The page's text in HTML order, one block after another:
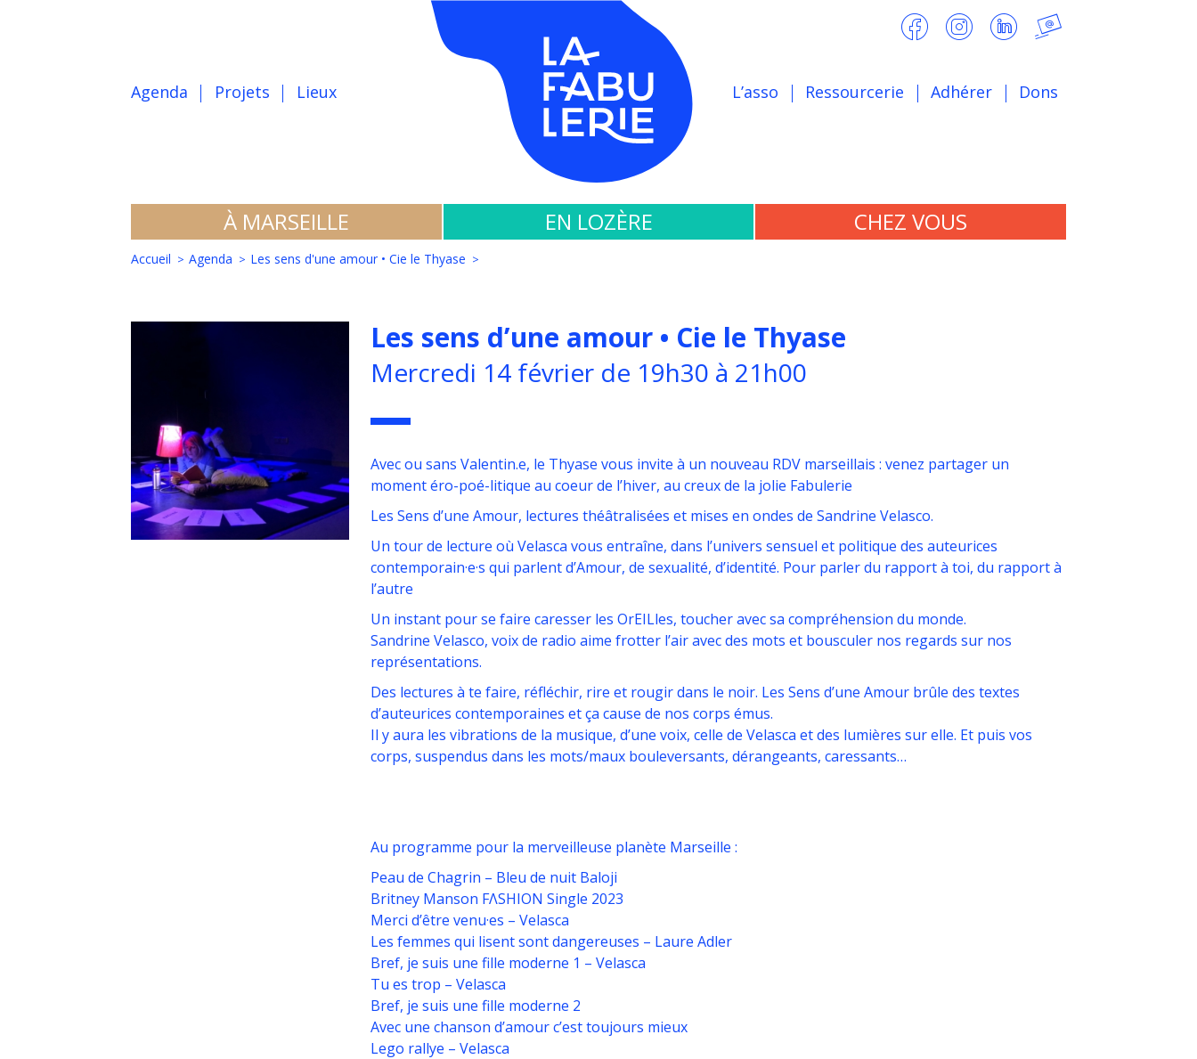
Agenda Projets Lieux L’asso Ressourcerie Adhérer Dons
À MARSEILLE EN LOZÈRE CHEZ VOUS
Accueil Agenda Les sens d'une amour • Cie le Thyase
Les sens d’une amour • Cie le Thyase
Mercredi 14 février de 19h30 à 21h00
Avec ou sans Valentin.e, le Thyase vous invite à un nouveau RDV marseillais : venez partager un
moment éro-poé-litique au coeur de l’hiver, au creux de la jolie Fabulerie
Les Sens d’une Amour, lectures théâtralisées et mises en ondes de Sandrine Velasco.
Un tour de lecture où Velasca vous entraîne, dans l’univers sensuel et politique des auteurices
contemporain·e·s qui parlent d’Amour, de sexualité, d’identité. Pour parler du rapport à toi, du rapport à
l’autre
Un instant pour se faire caresser les OrEILles, toucher avec sa compréhension du monde.
Sandrine Velasco, voix de radio aime frotter l’air avec des mots et bousculer nos regards sur nos
représentations.
Des lectures à te faire, réfléchir, rire et rougir dans le noir. Les Sens d’une Amour brûle des textes
d’auteurices contemporaines et ça cause de nos corps émus.
Il y aura les vibrations de la musique, d’une voix, celle de Velasca et des lumières sur elle. Et puis vos
corps, suspendus dans les mots/maux bouleversants, dérangeants, caressants…
Au programme pour la merveilleuse planète Marseille :
Peau de Chagrin – Bleu de nuit Baloji
Britney Manson FΛSHION Single 2023
Merci d’être venu·es – Velasca
Les femmes qui lisent sont dangereuses – Laure Adler
Bref, je suis une fille moderne 1 – Velasca
Tu es trop – Velasca
Bref, je suis une fille moderne 2
Avec une chanson d’amour c’est toujours mieux
Lego rallye – Velasca